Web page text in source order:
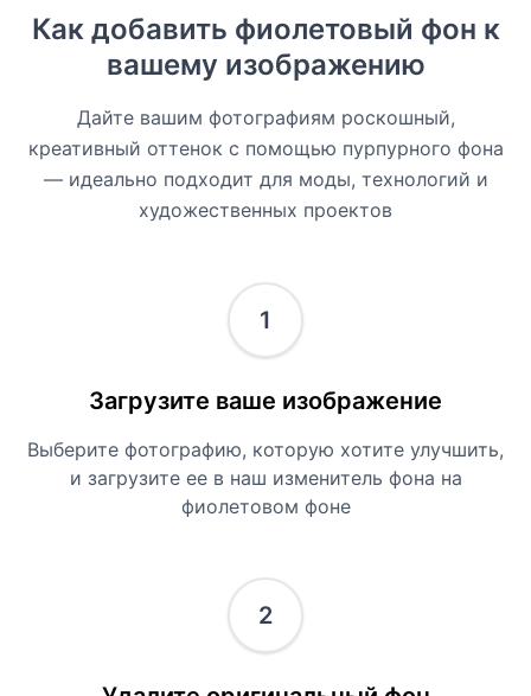
Как добавить фиолетовый фон к
вашему изображению
Дайте вашим фотографиям роскошный,
креативный оттенок с помощью пурпурного фона
— идеально подходит для моды, технологий и
художественных проектов
1
Загрузите ваше изображение
Выберите фотографию, которую хотите улучшить,
и загрузите ее в наш изменитель фона на
фиолетовом фоне
2